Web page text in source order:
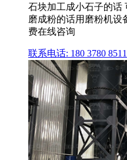
石块加工成小石子的话
磨成粉的话用磨粉机设
费在线咨询
联系电话: 180 3780 8511